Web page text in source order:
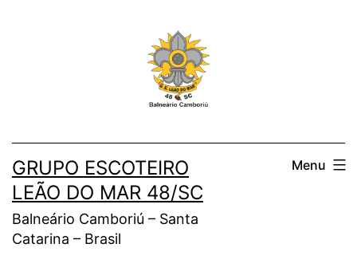
GRUPO ESCOTEIRO
LEÃO DO MAR 48/SC
Balneário Camboriú – Santa
Catarina – Brasil
Menu